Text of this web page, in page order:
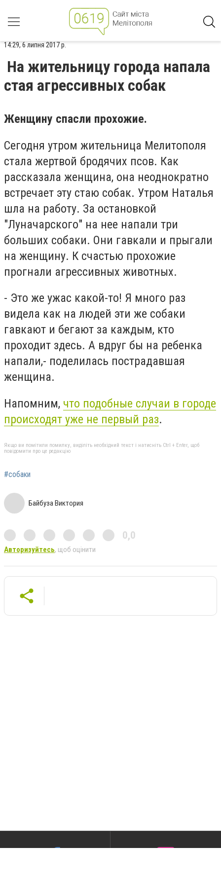
14:29, 6 липня 2017 р.
На жительницу города напала
стая агрессивных собак
Женщину спасли прохожие.
Сегодня утром жительница Мелитополя
стала жертвой бродячих псов. Как
рассказала женщина, она неоднократно
встречает эту стаю собак. Утром Наталья
шла на работу. За остановкой
"Луначарского" на нее напали три
больших собаки. Они гавкали и прыгали
на женщину. К счастью прохожие
прогнали агрессивных животных.
- Это же ужас какой-то! Я много раз
видела как на людей эти же собаки
гавкают и бегают за каждым, кто
проходит здесь. А вдруг бы на ребенка
напали,- поделилась пострадавшая
женщина.
Напомним, что подобные случаи в городе
происходят уже не первый раз.
Якщо ви помітили помилку, виділіть необхідний текст і натисніть Ctrl + Enter, щоб
повідомити про це редакцію
#собаки
Байбуза Виктория
0,0
Авторизуйтесь, щоб оцінити